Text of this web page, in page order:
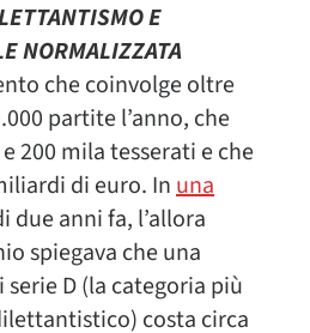
E
NORMALIZZATA
che coinvolge oltre
partite l’anno, che
200 mila tesserati e che
di euro. Inuna
due anni fa, l’allora
spiegava che una
D (la categoria più
costa circa